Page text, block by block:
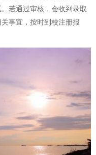
若通过审核，会收到录取
事宜，按时到校注册报